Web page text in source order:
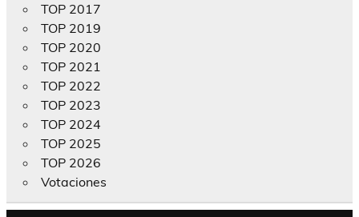
TOP 2017
TOP 2019
TOP 2020
TOP 2021
TOP 2022
TOP 2023
TOP 2024
TOP 2025
TOP 2026
Votaciones